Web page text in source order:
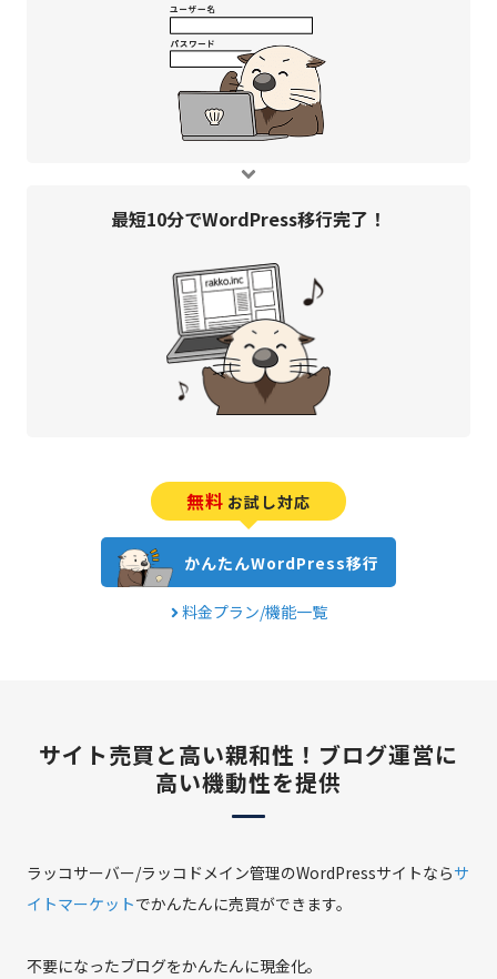
最短10分でWordPress移行完了！
無料 お試し対応
かんたんWordPress移行
料金プラン/機能一覧
サイト売買と高い親和性！ ブログ運営に
高い機動性を提供
ラッコサーバー/ラッコドメイン管理のWordPressサイトならサ
イトマーケットでかんたんに売買ができます。
不要になったブログをかんたんに現金化。